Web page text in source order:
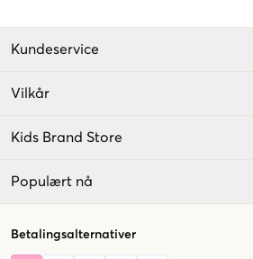
Kundeservice
Vilkår
Kids Brand Store
Populært nå
Betalingsalternativer